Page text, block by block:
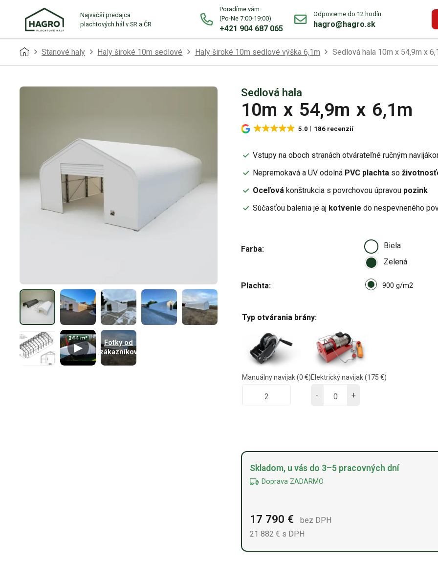
Najväčší predajca
plachtových hál v SR a ČR
Poradíme vám:
(Po-Ne 7:00-19:00)
+421 904 687 065
Odpovieme do 12 hodín:
hagro@hagro.sk
Stanové haly Haly široké 10m sedlové Haly široké 10m sedlové výška 6,1m Sedlová hala 10m x 54,9m x
▶
Fotky od
zákazníkov
Sedlová hala
10m x 54,9m x 6,1m
5.0 186 recenzií
Vstupy na oboch stranách otvárateľné ručným
Nepremokavá a UV odolná PVC plachta so
Oceľová konštrukcia s povrchovou úpravou pozink
Súčasťou balenia je aj kotvenie do nespevneného
Farba
Biela
Zelená
Plachta Select pa_plachta
900 g/m2
Typ otvárania brány:
Manuálny navijak(0 €)Elektrický navijak(175 €)
-
+
Alternative:
Skladom, u vás do 3–5 pracovných dní
Doprava ZADARMO
17 790 €
bez DPH
21 882€ s DPH